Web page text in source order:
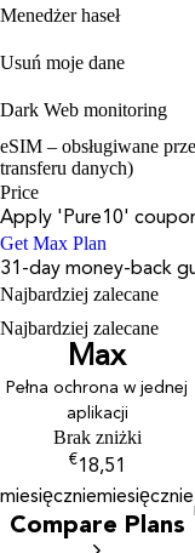
Menedżer haseł
Usuń moje dane
Dark Web monitoring
eSIM – obsługiwane
transferu danych)
Price
Apply 'Pure10'
Get Max Plan
31-day money-back
Najbardziej zalecane
Najbardziej zalecane
Max
Pełna ochrona w jednej
aplikacji
Brak zniżki
€18,51
miesięczniemiesięcznie
Compare Plans